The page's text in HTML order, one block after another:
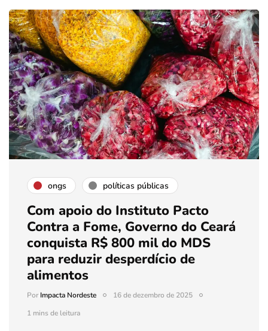
ongs políticas públicas
Com apoio do Instituto Pacto
Contra a Fome, Governo do Ceará
conquista R$ 800 mil do MDS
para reduzir desperdício de
alimentos
PorImpacta Nordeste
16 de dezembro de 2025
1 mins de leitura